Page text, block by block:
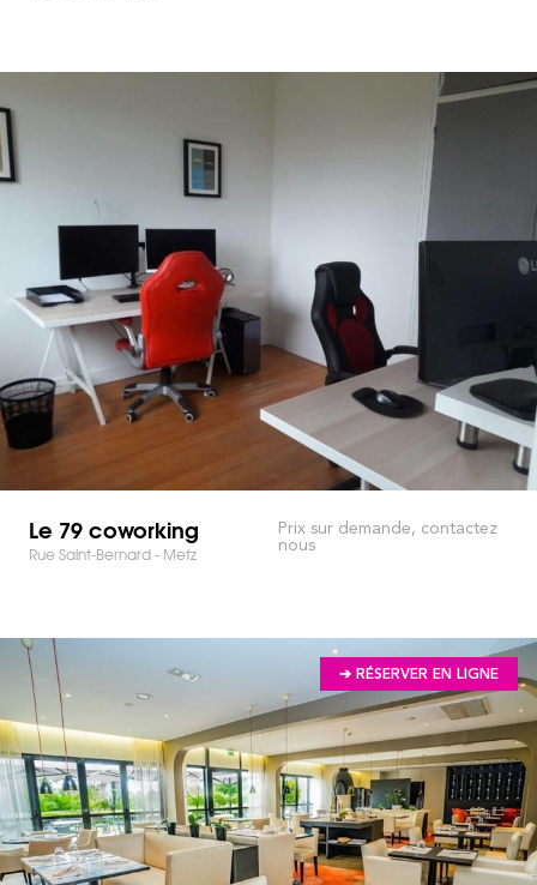
Le 79 coworking
Rue Saint-Bernard - Metz
Prix sur demande, contactez
nous
➔ RÉSERVER EN LIGNE